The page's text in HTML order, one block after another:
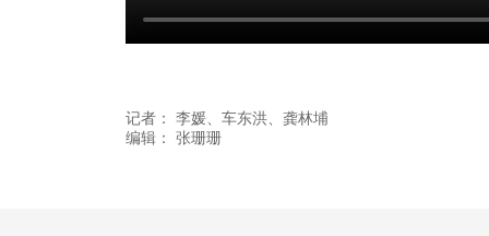
记者： 李媛、车东洪、龚林埔
编辑： 张珊珊